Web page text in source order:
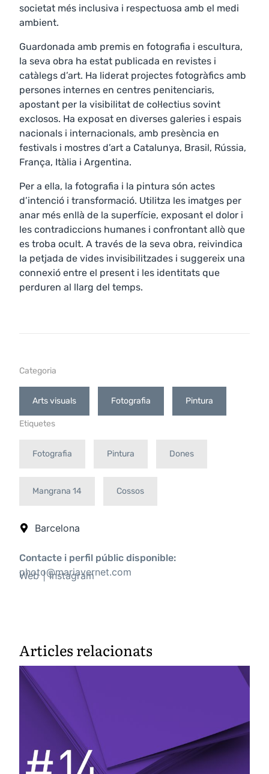
societat més inclusiva i respectuosa amb el medi
ambient.
Guardonada amb premis en fotografia i escultura,
la seva obra ha estat publicada en revistes i
catàlegs d’art. Ha liderat projectes fotogràfics amb
persones internes en centres penitenciaris,
apostant per la visibilitat de col·lectius sovint
exclosos. Ha exposat en diverses galeries i espais
nacionals i internacionals, amb presència en
festivals i mostres d’art a Catalunya, Brasil, Rússia,
França, Itàlia i Argentina.
Per a ella, la fotografia i la pintura són actes
d’intenció i transformació. Utilitza les imatges per
anar més enllà de la superfície, exposant el dolor i
les contradiccions humanes i confrontant allò que
es troba ocult. A través de la seva obra, reivindica
la petjada de vides invisibilitzades i suggereix una
connexió entre el present i les identitats que
perduren al llarg del temps.
Categoria
Arts visuals Fotografia Pintura
Etiquetes
Fotografia Pintura Dones
Mangrana 14 Cossos
Barcelona
Contacte i perfil públic disponible:
photo@mariavernet.com
Web Instagram
Articles relacionats